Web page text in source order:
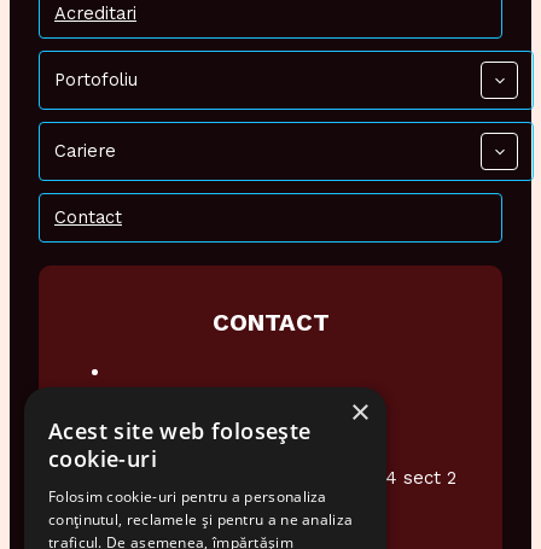
Acreditari
Portofoliu
Cariere
Contact
CONTACT
0374 948 076
office@audiotech.ro
Str. Popa Soare Nr 16 et.2 Ap4 sect 2
Bucuresti
×
Acest site web folosește
cookie-uri
Folosim cookie-uri pentru a personaliza
conținutul, reclamele și pentru a ne analiza
traficul. De asemenea, împărtășim